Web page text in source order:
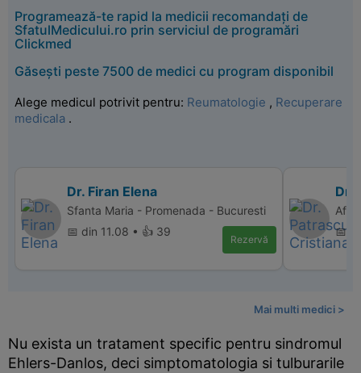
Programează-te rapid la medicii recomandați de
SfatulMedicului.ro prin serviciul de programări
Clickmed
Găsești peste 7500 de medici cu program disponibil
Alege medicul potrivit pentru: Reumatologie , Recuperare
medicala .
Dr. Firan Elena
Sfanta Maria - Promenada - Bucuresti
📅 din 11.08 • 👍 39
Rezervă
Dr.
📅
Mai multi medici >
Nu exista un tratament specific pentru sindromul
Ehlers-Danlos, deci simptomatologia si tulburarile